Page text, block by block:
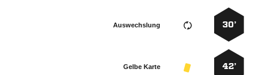
30’
Auswechslung
42’
Gelbe Karte